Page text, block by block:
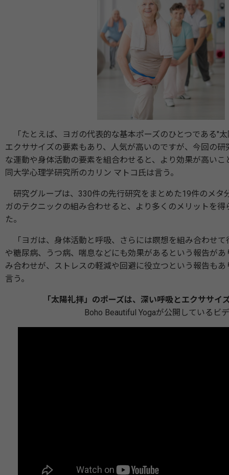
「たとえば、ヨガの代表的な基本ポーズのひとつである"
エクササイズの要素もあり、人気が高いのですが、今回の
な運動や身体活動の要素を組合わせると、より効果が高い
同大学心理学研究所のカリン マトコ氏は言う。
研究グループは、330件の先行研究をまとめた19件のメタ
ガのテクニックの組み合わせると、より多くのメリットを
た。
「ヨガは、身体活動と呼吸、さらには瞑想を組み合わせて
や糖尿病、うつ病、喘息などにも効果があるという報告があ
み合わせが、ストレスの軽減や回避に役立つという報告も
言う。
「太陽礼拝」のポーズは、深い呼吸とエクササイ
Boho Beautiful Yogaが公開しているビ